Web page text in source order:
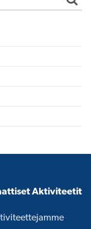
Aktiviteetit